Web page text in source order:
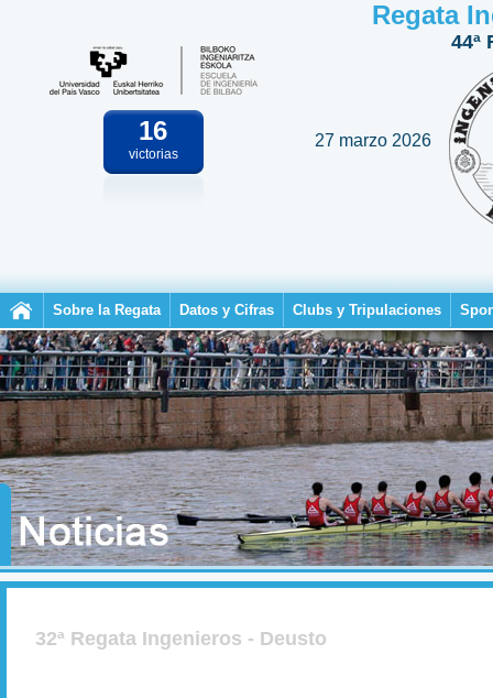
16
victorias
Regata
44ª
27 marzo 2026
Sobre la Regata Datos y Cifras Clubs y Tripulaciones
32ª Regata Ingenieros - Deusto